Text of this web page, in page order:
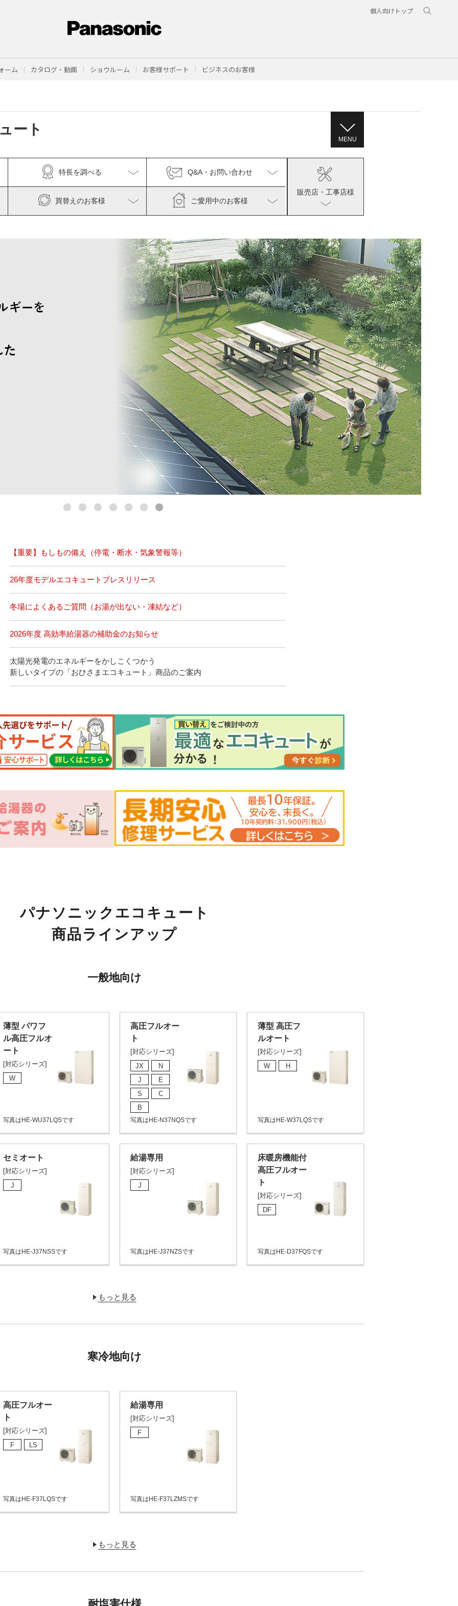
個人向けトップ
ーム カタログ・動画 ショウルーム お客様サポート ビジネスのお客様
ート
MENU
特長を調べる Q&A・お問い合わせ
買替えのお客様 ご愛用中のお客様
販売店・工事店様
【重要】もしもの備え（停電・断水・気象警報等）
26年度モデルエコキュートプレスリリース
冬場によくあるご質問（お湯が出ない・凍結など）
2026年度 高効率給湯器の補助金のお知らせ
太陽光発電のエネルギーをかしこくつかう
新しいタイプの「おひさまエコキュート」商品のご案内
パナソニックエコキュート
商品ラインアップ
一般地向け
薄型 パワフ
ル高圧フルオ
ート
[対応シリーズ]
W
写真はHE-WU37LQSです
高圧フルオー
ト
[対応シリーズ]
JX
N
J
E
S
C
B
写真はHE-N37NQSです
薄型 高圧フ
ルオート
[対応シリーズ]
W
H
写真はHE-W37LQSです
セミオート
[対応シリーズ]
J
写真はHE-J37NSSです
給湯専用
[対応シリーズ]
J
写真はHE-J37NZSです
床暖房機能付
高圧フルオー
ト
[対応シリーズ]
DF
写真はHE-D37FQSです
もっと見る
寒冷地向け
高圧フルオー
ト
[対応シリーズ]
F
LS
写真はHE-F37LQSです
給湯専用
[対応シリーズ]
F
写真はHE-F37LZMSです
もっと見る